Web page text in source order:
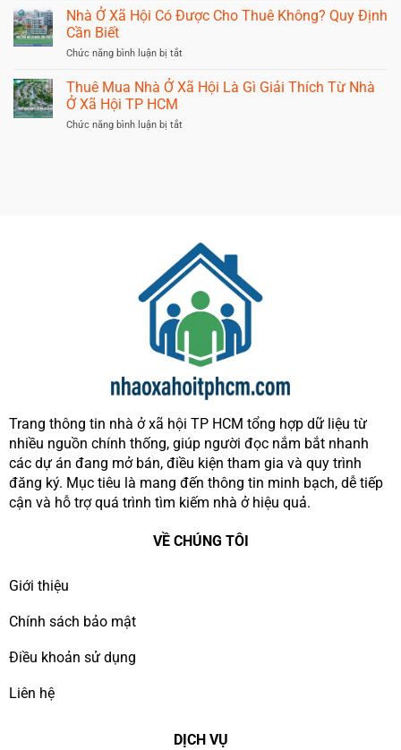
Sơ
Lưu
Quan
Trọng
Cư?
Cho
Mới
Nên
Mua
Không?
Xã
Nhà Ở Xã Hội Có Được Cho Thuê Không? Quy Định
Cần Biết
Chức năng bình luận bị tắtở
Ở
Xã
Thuê Mua Nhà Ở Xã Hội Là Gì Giải Thích Từ Nhà
Ở Xã Hội TP HCM
Chức năng bình luận bị tắtở
Giải
Thích
Từ
Xã
Hội
HCM
Trang thông tin nhà ở xã hội TP HCM tổng hợp dữ liệu từ
nhiều nguồn chính thống, giúp người đọc nắm bắt nhanh
các dự án đang mở bán, điều kiện tham gia và quy trình
đăng ký. Mục tiêu là mang đến thông tin minh bạch, dễ tiếp
cận và hỗ trợ quá trình tìm kiếm nhà ở hiệu quả.
VỀ CHÚNG TÔI
Giới thiệu
Chính sách bảo mật
Điều khoản sử dụng
Liên hệ
DỊCH VỤ